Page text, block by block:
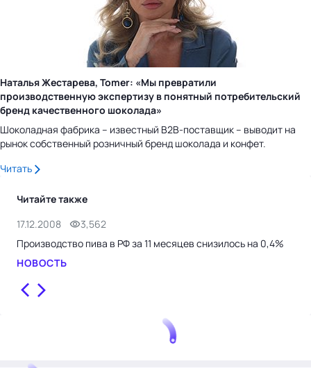
Наталья Жестарева, Tomer: «Мы превратили
производственную экспертизу в понятный потребительский
бренд качественного шоколада»
Шоколадная фабрика – известный B2B-поставщик – выводит на
рынок собственный розничный бренд шоколада и конфет.
Читать
Читайте также
17.12.2008
3,562
Производство пива в РФ за 11 месяцев снизилось на 0,4%
НОВОСТЬ